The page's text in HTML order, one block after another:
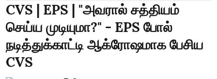
CVS | EPS | "அவரால் சத்தியம்
செய்ய முடியுமா?" - EPS போல்
நடித்துக்காட்டி ஆக்ரோஷமாக பேசிய
CVS